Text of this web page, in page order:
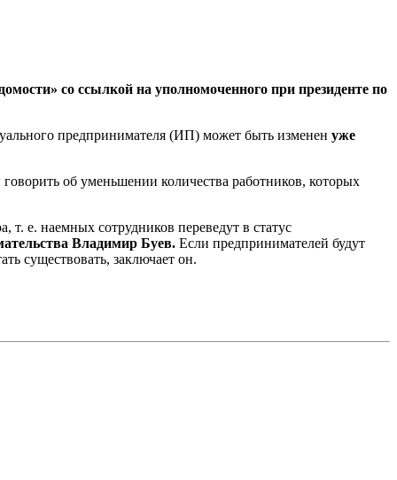
со ссылкой на уполномоченного при президенте по
предпринимателя (ИП) может быть изменен уже
об уменьшении количества работников, которых
т. е. наемных сотрудников переведут в статус
Владимир Буев. Если предпринимателей будут
существовать, заключает он.